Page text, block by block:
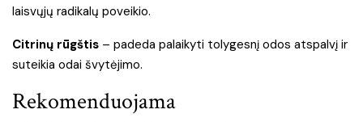
laisvųjų radikalų poveikio.
Citrinų rūgštis – padeda palaikyti tolygesnį odos atspalvį ir
suteikia odai švytėjimo.
Rekomenduojama